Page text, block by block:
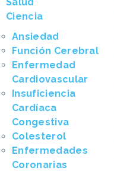
Ciencia
Ansiedad
Función Cerebral
Enfermedad
Cardiovascular
Insuficiencia
Cardíaca
Congestiva
Colesterol
Enfermedades
Coronarias